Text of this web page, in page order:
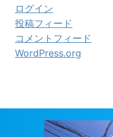
ログイン
投稿フィード
コメントフィード
WordPress.org